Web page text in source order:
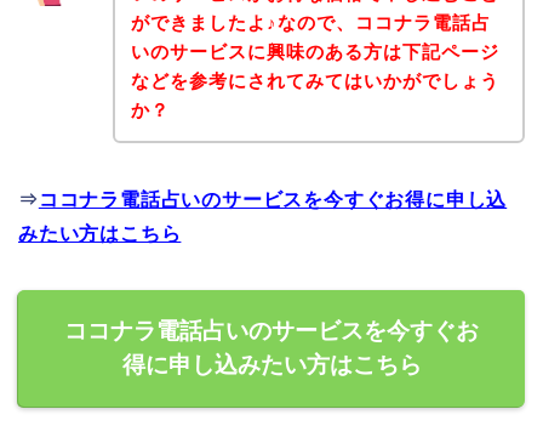
ができましたよ♪なので、ココナラ電話占
いのサービスに興味のある方は下記ページ
などを参考にされてみてはいかがでしょう
か？
⇒ ココナラ電話占いのサービスを今すぐお得に申し込
みたい方はこちら
ココナラ電話占いのサービスを今すぐお
得に申し込みたい方はこちら